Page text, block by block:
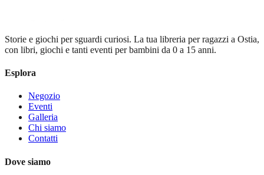
Storie e giochi per sguardi curiosi. La tua libreria per ragazzi a Ostia,
con libri, giochi e tanti eventi per bambini da 0 a 15 anni.
Esplora
Negozio
Eventi
Galleria
Chi siamo
Contatti
Dove siamo